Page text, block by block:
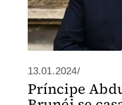
13.01.2024/
Príncipe